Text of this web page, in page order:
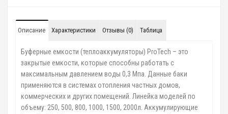
Описание Характеристики Отзывы (0) Таблица
Буферные емкости (теплоаккумуляторы) ProTech – это
закрытые емкости, которые способны работать с
максимальным давлением воды 0,3 Мпа. Данные баки
применяются в системах отопления частных домов,
коммерческих и других помещений. Линейка моделей по
объему: 250, 500, 800, 1000, 1500, 2000л. Аккумулирующие